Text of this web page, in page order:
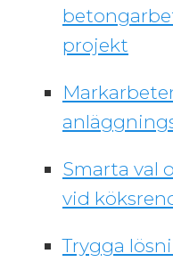
projekt
Smarta val
vid
Trygga